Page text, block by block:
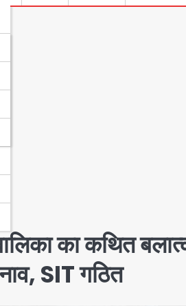
का कथित
SIT गठित